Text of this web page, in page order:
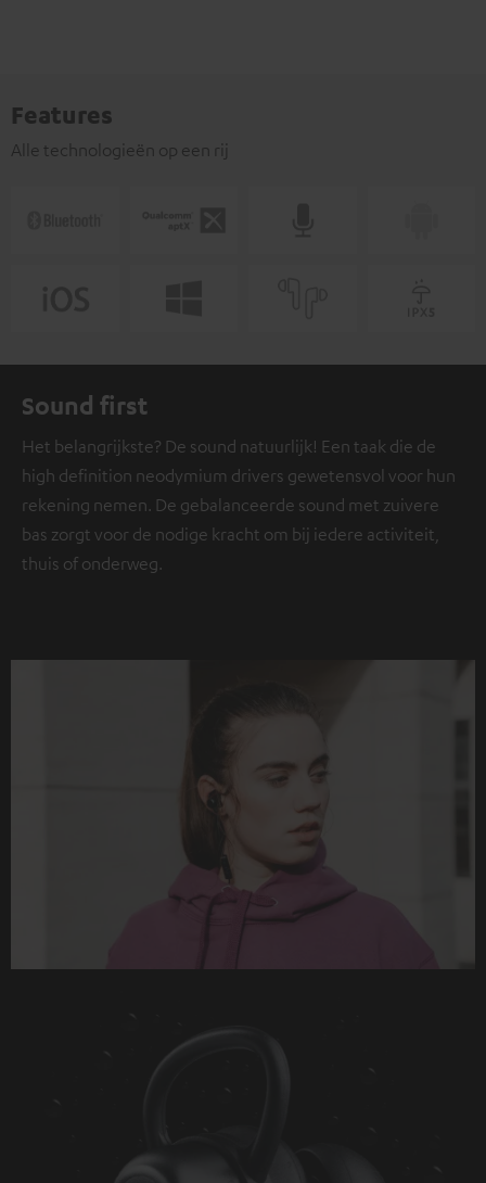
Features
Alle technologieën op een rij
Sound first
Het belangrijkste? De sound natuurlijk! Een taak die de
high definition neodymium drivers gewetensvol voor hun
rekening nemen. De gebalanceerde sound met zuivere
bas zorgt voor de nodige kracht om bij iedere activiteit,
thuis of onderweg.